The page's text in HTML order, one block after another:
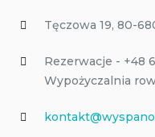
Tęczowa 19, 80-
Rezerwacje - +48
Wypożyczalnia